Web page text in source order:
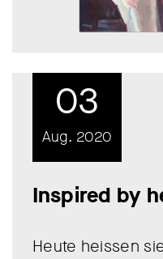
03
Aug. 2020
Inspired by
Heute heissen